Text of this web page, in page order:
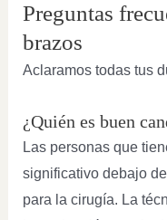
Preguntas
brazos
Aclaramos todas tus
¿Quién es buen
Las personas que
significativo debajo
para la cirugía. La